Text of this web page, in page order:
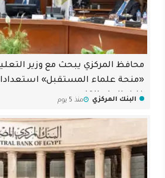
محافظ المركزي يبحث مع وزير
«منحة علماء المستقبل»
خلال العام القادم
البنك المركزي منذ 5 يوم